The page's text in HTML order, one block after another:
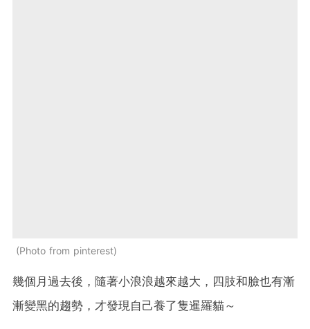
Photo from pinterest
幾個月過去後，隨著小浪浪越來越大，四肢和臉也有漸
漸變黑的趨勢，才發現自己養了隻暹羅貓～